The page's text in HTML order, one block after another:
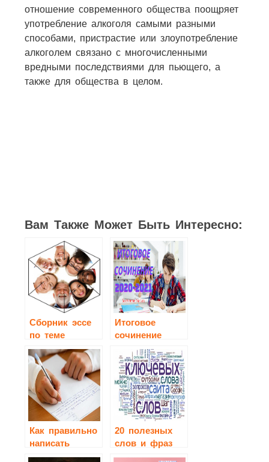
отношение современного общества поощряет
употребление алкоголя самыми разными
способами, пристрастие или злоупотребление
алкоголем связано с многочисленными
вредными последствиями для пьющего, а
также для общества в целом.
Вам Также Может Быть Интересно:
Сборник эссе
по теме
«Социальные
проблемы»
Итоговое
сочинение
2020-2021
Как правильно
написать
сочинение-
20 полезных
слов и фраз
для